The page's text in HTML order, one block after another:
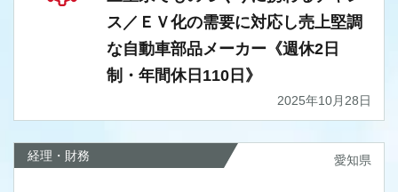
ス／ＥＶ化の需要に対応し売上堅調
な自動車部品メーカー《週休2日
制・年間休日110日》
2025年10月28日
経理・財務 愛知県